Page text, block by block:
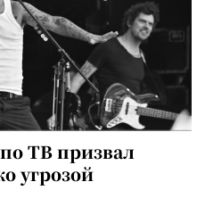
ТВ призвал
угрозой